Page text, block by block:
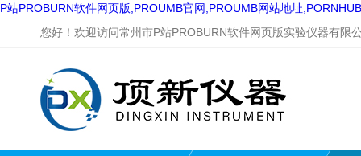
P站PROBURN软件网页版,PROUMB官网,PROUMB网站地址
您好！欢迎访问常州市P站PROBURN软件网页版实验仪器有限公